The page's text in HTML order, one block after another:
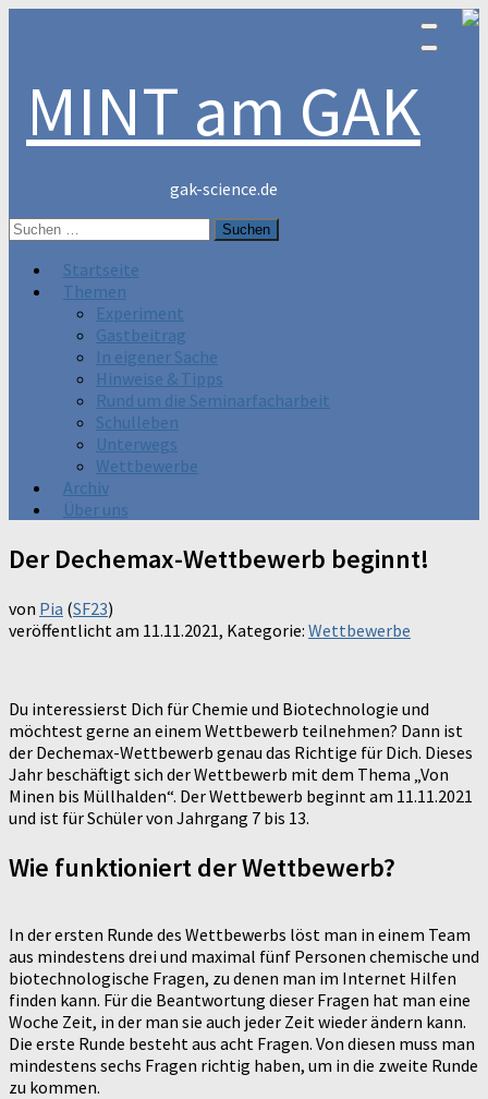
MINT am GAK
gak-science.de
Suchen
nach:
Startseite
Themen
Experiment
Gastbeitrag
In eigener Sache
Hinweise & Tipps
Rund um die Seminarfacharbeit
Schulleben
Unterwegs
Wettbewerbe
Archiv
Über uns
Der Dechemax-Wettbewerb beginnt!
von Pia (SF23)
veröffentlicht am 11.11.2021, Kategorie: Wettbewerbe
Du interessierst Dich für Chemie und Biotechnologie und
möchtest gerne an einem Wettbewerb teilnehmen? Dann ist
der Dechemax-Wettbewerb genau das Richtige für Dich. Dieses
Jahr beschäftigt sich der Wettbewerb mit dem Thema „Von
Minen bis Müllhalden“. Der Wettbewerb beginnt am 11.11.2021
und ist für Schüler von Jahrgang 7 bis 13.
Wie funktioniert der Wettbewerb?
In der ersten Runde des Wettbewerbs löst man in einem Team
aus mindestens drei und maximal fünf Personen chemische und
biotechnologische Fragen, zu denen man im Internet Hilfen
finden kann. Für die Beantwortung dieser Fragen hat man eine
Woche Zeit, in der man sie auch jeder Zeit wieder ändern kann.
Die erste Runde besteht aus acht Fragen. Von diesen muss man
mindestens sechs Fragen richtig haben, um in die zweite Runde
zu kommen.